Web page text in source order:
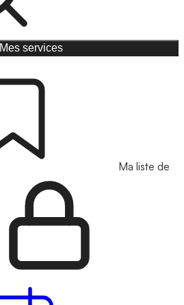
Mes services
Ma liste de